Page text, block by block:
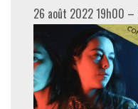
LES EXPOSITIONS
INFOS & ACCESSIBILITÉ
26 août 2022 19h00 –